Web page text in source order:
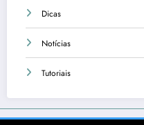
Dicas
Notícias
Tutoriais